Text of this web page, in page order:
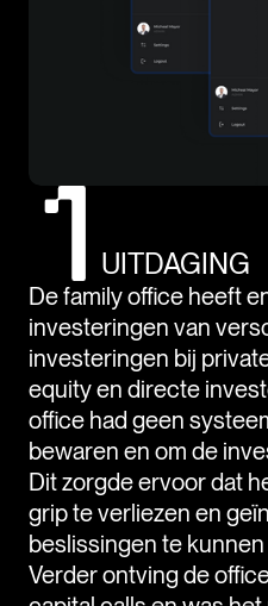
UITDAGING
De family office heeft
investeringen van
investeringen bij
equity en directe
office had geen
bewaren en om de
Dit zorgde ervoor dat
grip te verliezen en
beslissingen te
Verder ontving de